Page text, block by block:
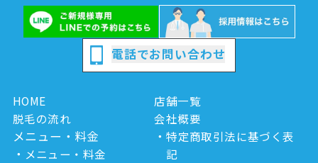
電話でお問い合わせ
HOME
脱毛の流れ
メニュー・料金
メニュー・料金
店舗一覧
会社概要
特定商取引法に基づく表
記